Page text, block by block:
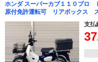
ホンダ スーパーカブ１１０プ
原付免許運転可 リアボックス
支払
37